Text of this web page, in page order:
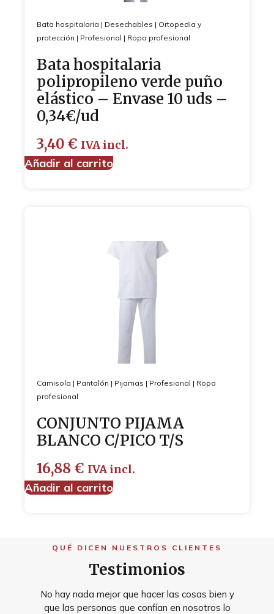
Bata hospitalaria | Desechables | Ortopedia y
protección | Profesional | Ropa profesional
Bata hospitalaria
polipropileno verde puño
elástico – Envase 10 uds –
0,34€/ud
3,40 € IVA incl.
Añadir al carrito
Camisola | Pantalón | Pijamas | Profesional | Ropa
profesional
CONJUNTO PIJAMA
BLANCO C/PICO T/S
16,88 € IVA incl.
Añadir al carrito
QUÉ DICEN NUESTROS CLIENTES
Testimonios
No hay nada mejor que hacer las cosas bien y
que las personas que confían en nosotros lo